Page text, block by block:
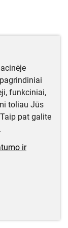
funkciniai,
toliau Jūs
pat galite
ir